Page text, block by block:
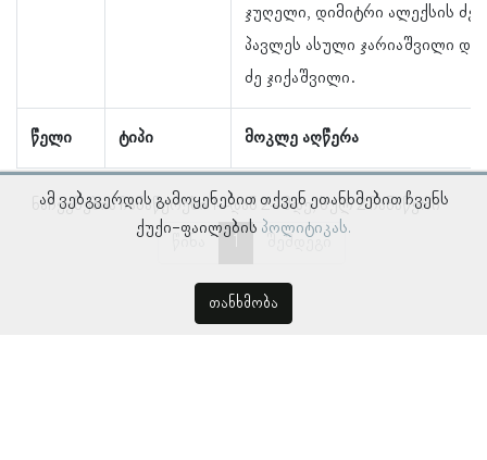
წელი ტიპი მოკლე აღწერა
ჯუღელი, დიმიტრი ალექსის ძე
პავლეს ასული ჯარიაშვილი
ძე ჯიქაშვილი.
ნაჩვენებია ჩანაწერები 1–დან 2–მდე, სულ 2 ჩანაწერი
წინა
შემდეგი
ამ ვებგვერდის გამოყენებით თქვენ ეთანხმებით ჩვენს
ქუქი-ფაილების პოლიტიკას.
თანხმობა